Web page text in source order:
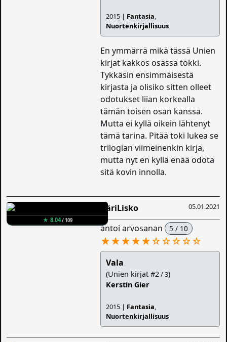
2015 | Fantasia,
Nuortenkirjallisuus
En ymmärrä mikä tässä Unien
kirjat kakkos osassa tökki.
Tykkäsin ensimmäisestä
kirjasta ja olisiko sitten olleet
odotukset liian korkealla
tämän toisen osan kanssa.
Mutta ei kyllä oikein lähtenyt
tämä tarina. Pitää toki lukea se
trilogian viimeinenkin kirja,
mutta nyt en kyllä enää odota
sitä kovin innolla.
★ 8.04/ 109
05.01.2021
ÄäriLisko
antoi arvosanan 5 / 10
★★★★★☆☆☆☆☆
Vala
(Unien kirjat #2/ 3)
Kerstin Gier
2015 | Fantasia,
Nuortenkirjallisuus